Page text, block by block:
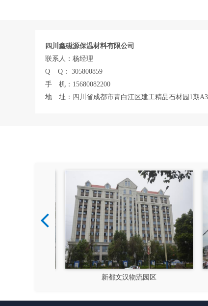
四川鑫磁源保温材料有限公司
联系人：杨经理
Q Q： 305800859
手 机：15680082200
地 址：四川省成都市青白江区建工精品石材园1期A3
新都文汉物流园区